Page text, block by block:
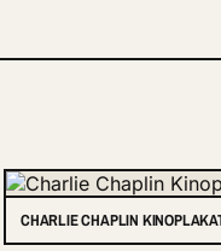
CHARLIE CHAPLIN